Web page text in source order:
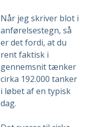
Når jeg skriver blot i
anførelsestegn, så
er det fordi, at du
rent faktisk i
gennemsnit tænker
cirka 192.000 tanker
i løbet af en typisk
dag.